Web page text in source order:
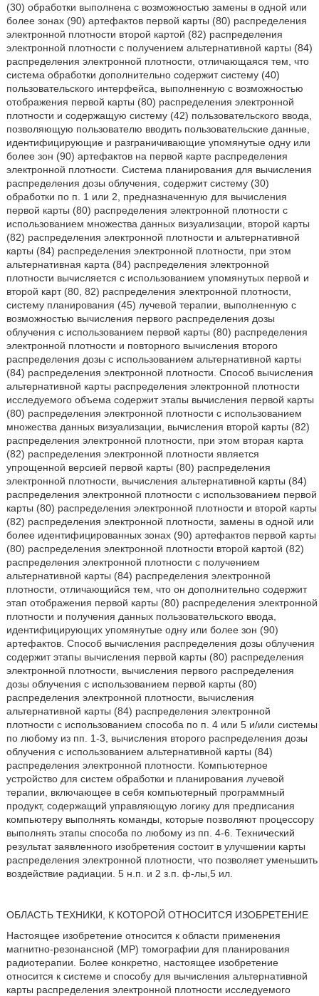
(30) обработки выполнена с возможностью замены в одной или
более зонах (90) артефактов первой карты (80) распределения
электронной плотности второй картой (82) распределения
электронной плотности с получением альтернативной карты (84)
распределения электронной плотности, отличающаяся тем, что
система обработки дополнительно содержит систему (40)
пользовательского интерфейса, выполненную с возможностью
отображения первой карты (80) распределения электронной
плотности и содержащую систему (42) пользовательского ввода,
позволяющую пользователю вводить пользовательские данные,
идентифицирующие и разграничивающие упомянутые одну или
более зон (90) артефактов на первой карте распределения
электронной плотности. Система планирования для вычисления
распределения дозы облучения, содержит систему (30)
обработки по п. 1 или 2, предназначенную для вычисления
первой карты (80) распределения электронной плотности с
использованием множества данных визуализации, второй карты
(82) распределения электронной плотности и альтернативной
карты (84) распределения электронной плотности, при этом
альтернативная карта (84) распределения электронной
плотности вычисляется с использованием упомянутых первой и
второй карт (80, 82) распределения электронной плотности,
систему планирования (45) лучевой терапии, выполненную с
возможностью вычисления первого распределения дозы
облучения с использованием первой карты (80) распределения
электронной плотности и повторного вычисления второго
распределения дозы с использованием альтернативной карты
(84) распределения электронной плотности. Способ вычисления
альтернативной карты распределения электронной плотности
исследуемого объема содержит этапы вычисления первой карты
(80) распределения электронной плотности с использованием
множества данных визуализации, вычисления второй карты (82)
распределения электронной плотности, при этом вторая карта
(82) распределения электронной плотности является
упрощенной версией первой карты (80) распределения
электронной плотности, вычисления альтернативной карты (84)
распределения электронной плотности с использованием первой
карты (80) распределения электронной плотности и второй карты
(82) распределения электронной плотности, замены в одной или
более идентифицированных зонах (90) артефактов первой карты
(80) распределения электронной плотности второй картой (82)
распределения электронной плотности с получением
альтернативной карты (84) распределения электронной
плотности, отличающийся тем, что он дополнительно содержит
этап отображения первой карты (80) распределения электронной
плотности и получения данных пользовательского ввода,
идентифицирующих упомянутые одну или более зон (90)
артефактов. Способ вычисления распределения дозы облучения
содержит этапы вычисления первой карты (80) распределения
электронной плотности, вычисления первого распределения
дозы облучения с использованием первой карты (80)
распределения электронной плотности, вычисления
альтернативной карты (84) распределения электронной
плотности с использованием способа по п. 4 или 5 и/или системы
по любому из пп. 1-3, вычисления второго распределения дозы
облучения с использованием альтернативной карты (84)
распределения электронной плотности. Компьютерное
устройство для систем обработки и планирования лучевой
терапии, включающее в себя компьютерный программный
продукт, содержащий управляющую логику для предписания
компьютеру выполнять команды, которые позволяют процессору
выполнять этапы способа по любому из пп. 4-6. Технический
результат заявленного изобретения состоит в улучшении карты
распределения электронной плотности, что позволяет уменьшить
воздействие радиации. 5 н.п. и 2 з.п. ф-лы,5 ил.
ОБЛАСТЬ ТЕХНИКИ, К КОТОРОЙ ОТНОСИТСЯ ИЗОБРЕТЕНИЕ
Настоящее изобретение относится к области применения
магнитно-резонансной (МР) томографии для планирования
радиотерапии. Более конкретно, настоящее изобретение
относится к системе и способу для вычисления альтернативной
карты распределения электронной плотности исследуемого